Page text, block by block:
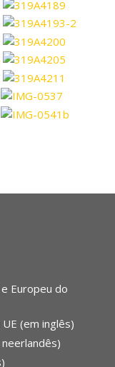
Europeu do
(em inglês)